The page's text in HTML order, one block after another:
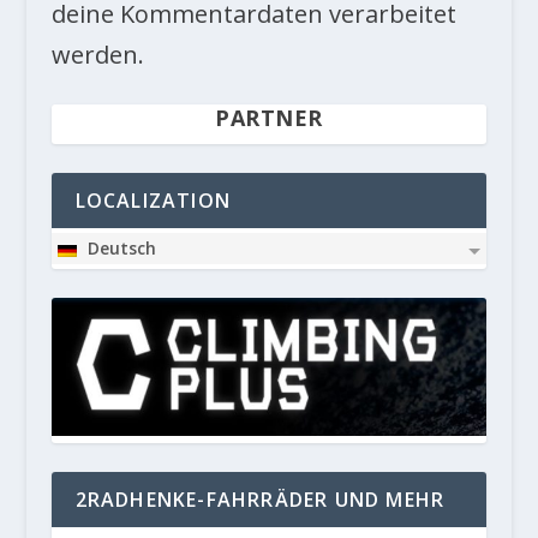
deine Kommentardaten verarbeitet
werden.
PARTNER
LOCALIZATION
Deutsch
2RADHENKE-FAHRRÄDER UND MEHR